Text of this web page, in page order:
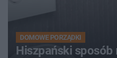
DOMOWE PORZĄDKI
Hiszpański sposób